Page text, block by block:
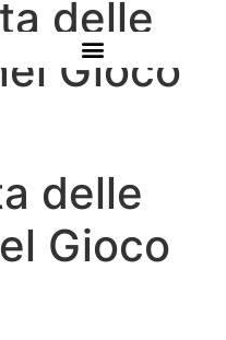
delle
Gioco
delle
Gioco